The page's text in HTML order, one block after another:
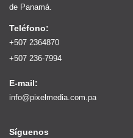
de Panamá.
Teléfono:
+507 2364870
+507 236-7994
E-mail:
info@pixelmedia.com.pa
Síguenos